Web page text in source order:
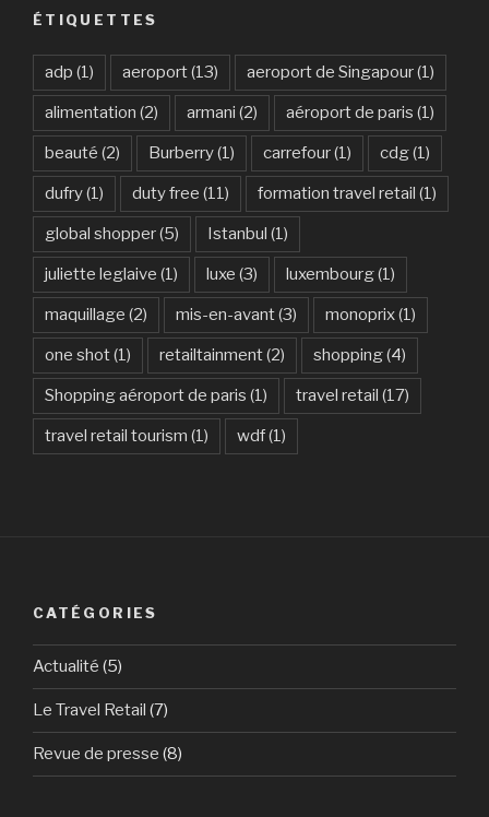
ÉTIQUETTES
adp (1) aeroport(13) aeroport de Singapour(1)
alimentation (2) armani (2) aéroport de paris (1)
beauté (2) Burberry(1) carrefour(1) cdg(1)
dufry(1) duty free (11) formation travel retail (1)
global shopper(5) Istanbul (1)
juliette leglaive (1) luxe (3) luxembourg(1)
maquillage (2) mis-en-avant(3) monoprix(1)
one shot(1) retailtainment(2) shopping(4)
Shopping aéroport de paris (1) travel retail (17)
travel retail tourism (1) wdf(1)
CATÉGORIES
Actualité (5)
Le Travel Retail (7)
Revue de presse (8)